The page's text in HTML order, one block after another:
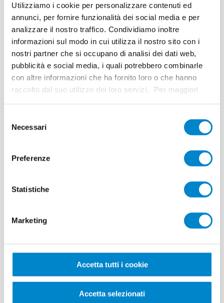
Utilizziamo i cookie per personalizzare contenuti ed
annunci, per fornire funzionalità dei social media e per
analizzare il nostro traffico. Condividiamo inoltre
informazioni sul modo in cui utilizza il nostro sito con i
nostri partner che si occupano di analisi dei dati web,
pubblicità e social media, i quali potrebbero combinarle
con altre informazioni che ha fornito loro o che hanno
raccolto dal suo utilizzo dei loro servizi. Per maggiori
delNecessari
Preferenze
Statistiche
Marketing
Accetta tutti i cookie
Accetta selezionati
Completamento Juli 2020
Superficie 10.000 m², 700 lfm
Esecuzione Bauschutz GmbH & Co. KG, Bobenheim-
Roxheim
Parkhaus „Am
vor allem aufgrund ihres Parkplatzangebotes viel frequentiert:
großzügiger Neubau seit Sommer 2020 zahlreiche Stellflächen
in unmittelbarer Nähe der City. Damit das neue Parkhaus Am
Dom lange Bestand hat, war eine regelkonforme Abdichtung
der 10.000 m² großen Fläche gefragt, die das Bauwerk
dauerhaft schützt und zudem farbig gestaltbar ist. Da sie